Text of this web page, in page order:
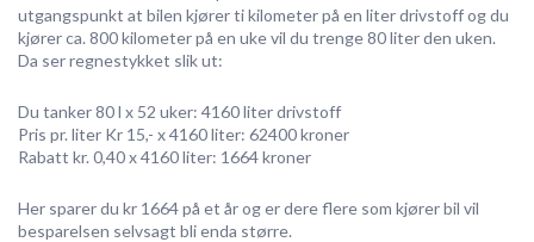
utgangspunkt at bilen kjører ti kilometer på en liter drivstoff og du
kjører ca. 800 kilometer på en uke vil du trenge 80 liter den uken.
Da ser regnestykket slik ut:
Du tanker 80 l x 52 uker: 4160 liter drivstoff
Pris pr. liter Kr 15,- x 4160 liter: 62400 kroner
Rabatt kr. 0,40 x 4160 liter: 1664 kroner
Her sparer du kr 1664 på et år og er dere flere som kjører bil vil
besparelsen selvsagt bli enda større.